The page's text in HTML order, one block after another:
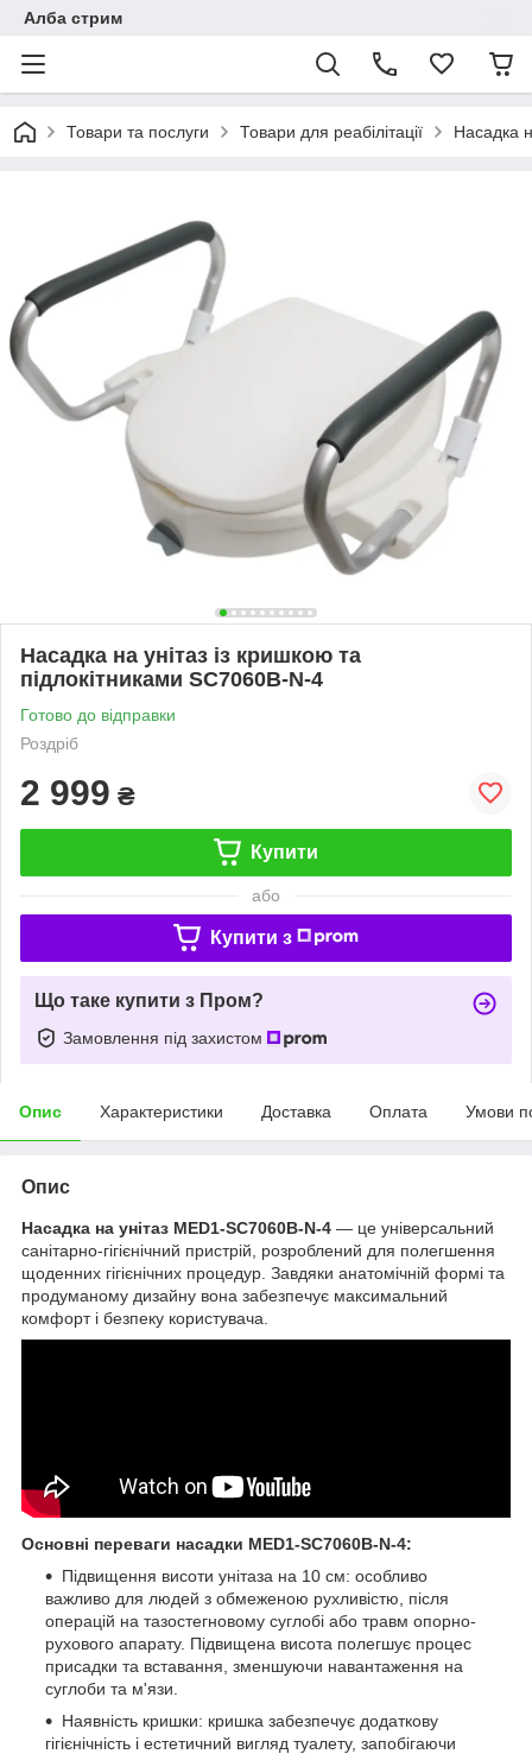
Алба стрим
Товари та послуги Товари для реабілітації Насадка
Насадка на унітаз із кришкою та
підлокітниками SC7060B-N-4
Готово до відправки
Роздріб
2 999 ₴
Купити
або
Купити з
Що таке купити з Пром?
Замовлення під захистом
Опис Характеристики Доставка Оплата Умови
Опис
Насадка на унітаз MED1-SC7060B-N-4 — це універсальний
санітарно-гігієнічний пристрій, розроблений для полегшення
щоденних гігієнічних процедур. Завдяки анатомічній формі та
продуманому дизайну вона забезпечує максимальний
комфорт і безпеку користувача.
Основні переваги насадки MED1-SC7060B-N-4:
Підвищення висоти унітаза на 10 см: особливо
важливо для людей з обмеженою рухливістю, після
операцій на тазостегновому суглобі або травм опорно-
рухового апарату. Підвищена висота полегшує процес
присадки та вставання, зменшуючи навантаження на
суглоби та м'язи.
Наявність кришки: кришка забезпечує додаткову
гігієнічність і естетичний вигляд туалету, запобігаючи